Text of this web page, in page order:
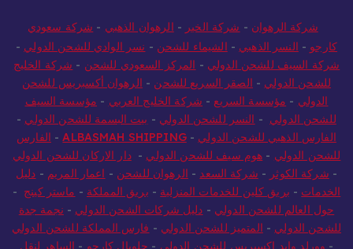
شركة الرهوان - شركة الخير - الرهوان الذهبي - شركة سعودي
كارجو - النسر الذهبي - الشيماء للشحن - نسر الوادي للشحن الدولي -
شركة السيف للشحن الدولي - المركز السعودي للشحن - شركة الخليج
للشحن الدولي - الصقر السريع للشحن - الرهوان أكسبريس للشحن
الدولي - مؤسسة السريع - شركة الخليج العربي - مؤسسة السيف
للشحن الدولي - النسر للشحن الدولي - بيت البسمة للشحن الدولي -
الفارس الذهبي للشحن الدولي -
ALBASMAH SHIPPING
- الفارس
للشحن الدولي - هوم سيف للشحن الدولي -دار الاركان للشحن الدولي
- شركة الكوثر - شركة السعد - الرهوان للشحن - اعمار المريم - دليل
الخدمات - بريق كلين للخدمات المنزلية - بريق المملكة - ماستر كينج -
حول العالم للشحن الدولي - دليل شركات الشحن الدولي - نجمة جدة
للشحن الدولي - المتميز للشحن الدولي - فارس المملكة للشحن الدولي
- وورلد وايد إكسبريس للشحن الدولي - جلوبال كارجو - الساهر لنقل